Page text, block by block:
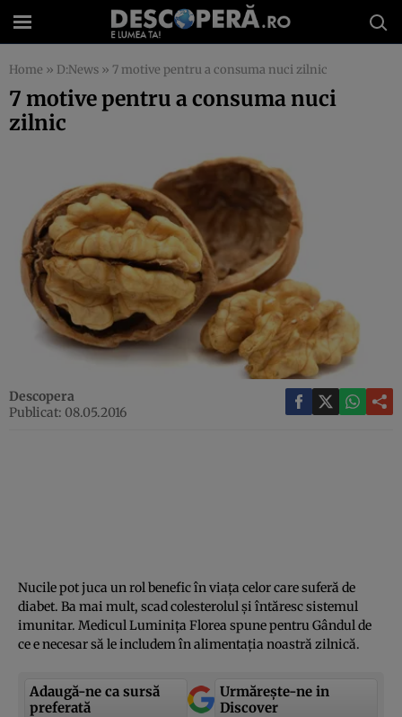
Home » D:News » 7 motive pentru a consuma nuci zilnic
7 motive pentru a consuma nuci
zilnic
Descopera
Publicat: 08.05.2016
Nucile pot juca un rol benefic în viaţa celor care suferă de
diabet. Ba mai mult, scad colesterolul şi întăresc sistemul
imunitar. Medicul Luminiţa Florea spune pentru Gândul de
ce e necesar să le includem în alimentaţia noastră zilnică.
Adaugă-ne ca sursă
preferată
Urmărește-ne in
Discover